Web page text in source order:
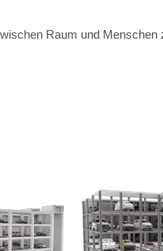
Raum und